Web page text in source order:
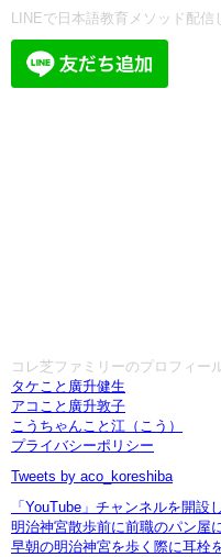
LINEで日本語教育メソッド配信
コレ芝ファミリーのプロフィー
タケこと廣升健生
アコこと廣升敦子
こうちゃんこと江（こう）
プライバシーポリシー
Tweets by aco_koreshiba
「YouTube」チャンネルを開
明治神宮散歩前に前職のパン屋
早朝の明治神宮を歩く際に耳栓